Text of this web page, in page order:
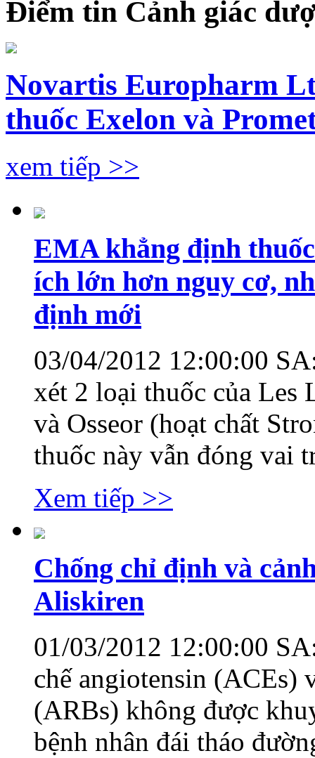
Điểm tin Cảnh giác
Novartis Europharm
thuốc Exelon và
xem tiếp >>
EMA khẳng định
ích lớn hơn nguy cơ,
định mới
03/04/2012 12:00:00
xét 2 loại thuốc của Les
và Osseor (hoạt chất
thuốc này vẫn đóng vai
Xem tiếp >>
Chống chỉ định và
Aliskiren
01/03/2012 12:00:00
chế angiotensin (ACEs)
(ARBs) không được
bệnh nhân đái tháo